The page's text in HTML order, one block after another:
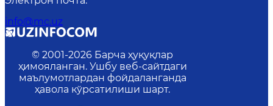
info@mc.uz
© 2001-2026 Барча ҳуқуқлар
ҳимояланган. Ушбу веб-сайтдаги
маълумотлардан фойдаланганда
ҳавола кўрсатилиши шарт.